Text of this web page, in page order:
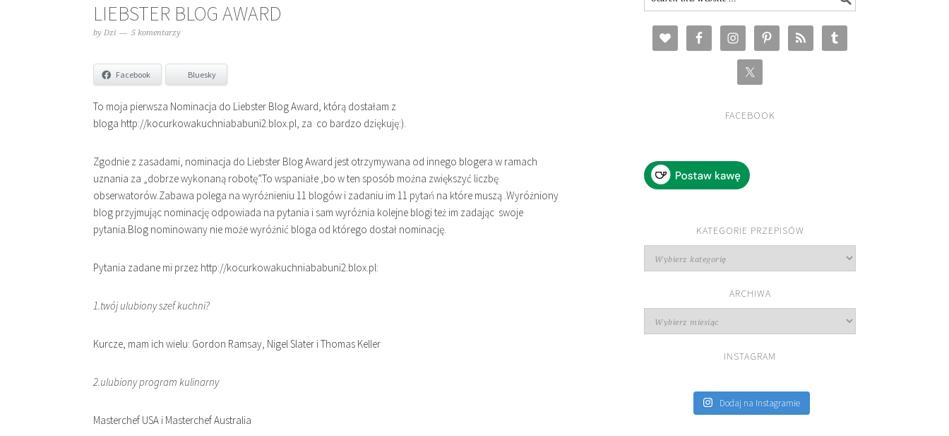
LIEBSTER BLOG AWARD
by Dzi 5 komentarzy
Facebook Bluesky
To moja pierwsza Nominacja do Liebster Blog Award, którą dostałam z
bloga http://kocurkowakuchniababuni2.blox.pl, za co bardzo dziękuję:).
Zgodnie z zasadami, nominacja do Liebster Blog Award jest otrzymywana od innego blogera w ramach
uznania za „dobrze wykonaną robotę”.To wspaniałe ,bo w ten sposób można zwiększyć liczbę
obserwatorów.Zabawa polega na wyróżnieniu 11 blogów i zadaniu im 11 pytań na które muszą .Wyróżniony
blog przyjmując nominację odpowiada na pytania i sam wyróżnia kolejne blogi też im zadając swoje
pytania.Blog nominowany nie może wyróżnić bloga od którego dostał nominację.
Pytania zadane mi przez http://kocurkowakuchniababuni2.blox.pl:
1.twój ulubiony szef kuchni?
Kurcze, mam ich wielu: Gordon Ramsay, Nigel Slater i Thomas Keller
2.ulubiony program kulinarny
Masterchef USA i Masterchef Australia
FACEBOOK
KATEGORIE PRZEPISÓW
przepisów
ARCHIWA
INSTAGRAM
Dodaj na Instagramie